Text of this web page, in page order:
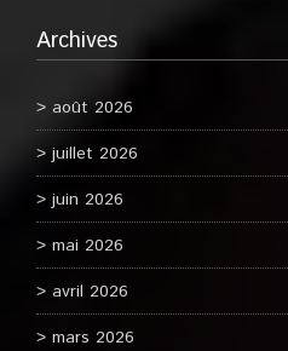
Archives
août 2026
juillet 2026
juin 2026
mai 2026
avril 2026
mars 2026